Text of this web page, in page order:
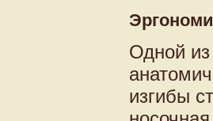
Одной из
изгибы